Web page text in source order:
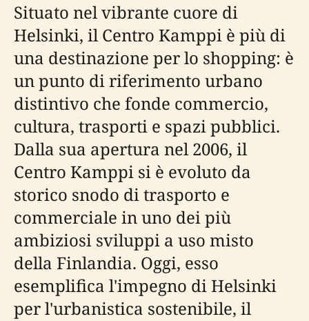
Situato nel vibrante cuore di
Helsinki, il Centro Kamppi è più di
una destinazione per lo shopping: è
un punto di riferimento urbano
distintivo che fonde commercio,
cultura, trasporti e spazi pubblici.
Dalla sua apertura nel 2006, il
Centro Kamppi si è evoluto da
storico snodo di trasporto e
commerciale in uno dei più
ambiziosi sviluppi a uso misto
della Finlandia. Oggi, esso
esemplifica l'impegno di Helsinki
per l'urbanistica sostenibile, il